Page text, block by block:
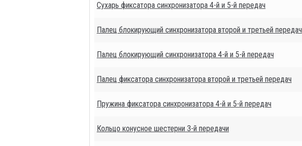
Сухарь фиксатора синхронизатора 4-й и 5-й передач
Палец блокирующий синхронизатора второй и третьей передач
Палец блокирующий синхронизатора 4-й и 5-й передач
Палец фиксатора синхронизатора второй и третьей передач
Пружина фиксатора синхронизатора 4-й и 5-й передач
Кольцо конусное шестерни 3-й передачи